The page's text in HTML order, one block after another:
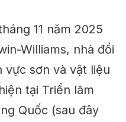
11 năm 2025
Williams, nhà đổi
vực sơn và vật liệu
tại Triển lãm
Quốc (sau đây